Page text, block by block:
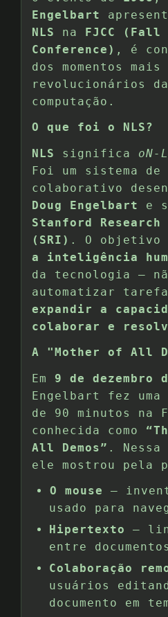
Engelbart
NLS
na FJCC (Fall
Conference) , é
dos momentos mais
revolucionários
computação.
O que foi o NLS?
NLS
significa oN-
Foi um sistema
colaborativo
Doug Engelbart
e
Stanford
(SRI) . O objetivo
a inteligência
da tecnologia —
automatizar
expandir a
colaborar e
A "Mother of All
Em 9 de dezembro
Engelbart fez uma
de 90 minutos na
conhecida como
All Demos” . Nessa
ele mostrou pela
O mouse
—
usado para
Hipertexto
—
entre
Colaboração
usuários
documento em